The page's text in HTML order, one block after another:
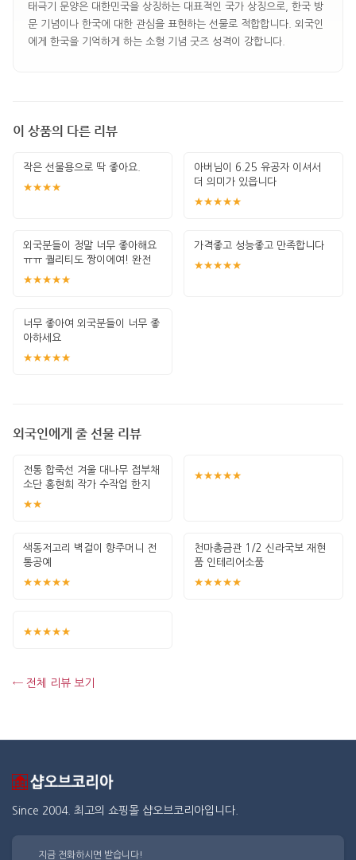
태극기 문양은 대한민국을 상징하는 대표적인 국가 상징으로, 한국 방
문 기념이나 한국에 대한 관심을 표현하는 선물로 적합합니다. 외국인
에게 한국을 기억하게 하는 소형 기념 굿즈 성격이 강합니다.
이 상품의 다른 리뷰
작은 선물용으로 딱 좋아요.
★★★★
아버님이 6.25 유공자 이셔서
더 의미가 있읍니다
★★★★★
외국분들이 정말 너무 좋아해요
ㅠㅠ 퀄리티도 짱이에여! 완전
단골 &gt;
★★★★★
가격좋고 성능좋고 만족합니다
★★★★★
너무 좋아여 외국분들이 너무 좋
아하세요
★★★★★
외국인에게 줄 선물 리뷰
전통 합죽선 겨울 대나무 접부채
소단 홍현희 작가 수작업 한지
그림 고급
★★
★★★★★
색동저고리 벽걸이 향주머니 전
통공예
★★★★★
천마총금관 1/2 신라국보 재현
품 인테리어소품
★★★★★
★★★★★
← 전체 리뷰 보기
Since 2004. 최고의 쇼핑몰 샵오브코리아입니다.
지금 전화하시면 받습니다!